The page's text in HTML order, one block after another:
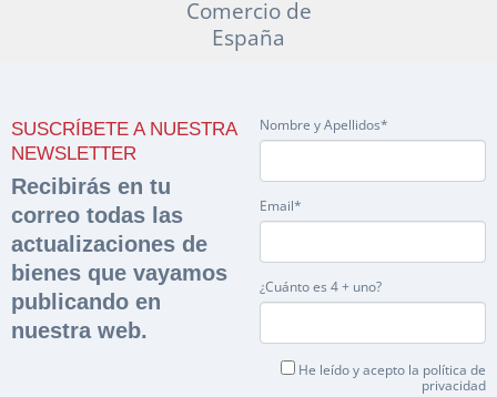
SUSCRÍBETE A NUESTRA
NEWSLETTER
Recibirás en tu
correo todas las
actualizaciones de
bienes que vayamos
publicando en
nuestra web.
Nombre y Apellidos*
Email*
¿Cuánto es 4 + uno?
He leído y acepto la política de
privacidad